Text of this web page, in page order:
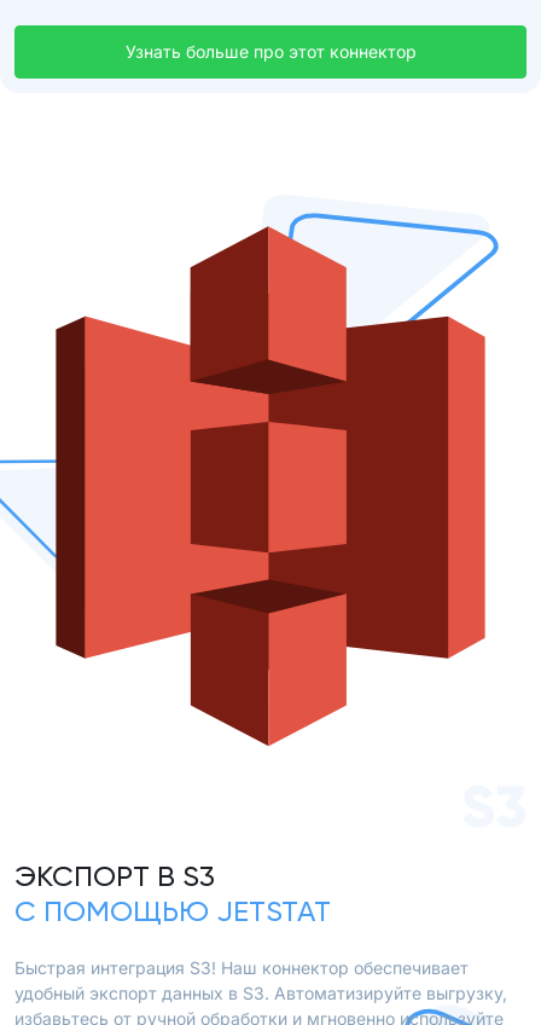
Узнать больше про этот коннектор
ЭКСПОРТ В S3
С ПОМОЩЬЮ JETSTAT
Быстрая интеграция S3! Наш коннектор обеспечивает
удобный экспорт данных в S3. Автоматизируйте выгрузку,
избавьтесь от ручной обработки и мгновенно используйте